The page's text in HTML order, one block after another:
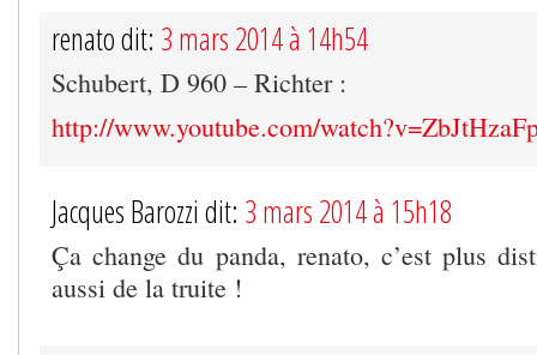
renato dit: 3 mars 2014 à 14h54
Schubert, D 960 – Richter :
http://www.youtube.com/
Jacques Barozzi dit: 3 mars 2014 à 15h18
Ça change du panda, renato, c’est plus
aussi de la truite !